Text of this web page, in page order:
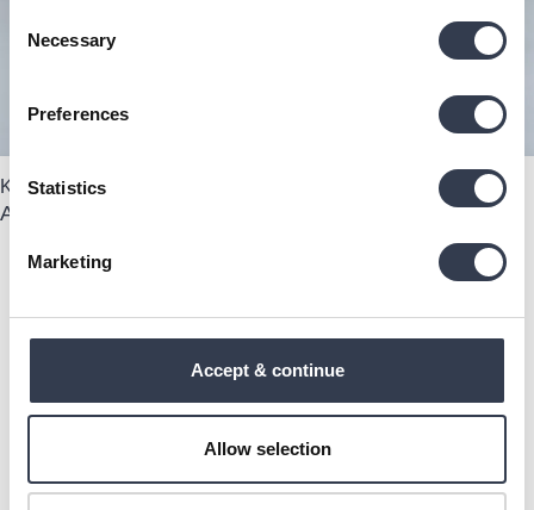
Selection
Necessary
Preferences
Statistics
Marketing
Accept & continue
Allow selection
Kaamlivillast kõikide hooaegade tekk, 100% kaamlivill
Alates
Ole uudistega kursis
Liitu ja esimesele tellimusele on transport tasuta!